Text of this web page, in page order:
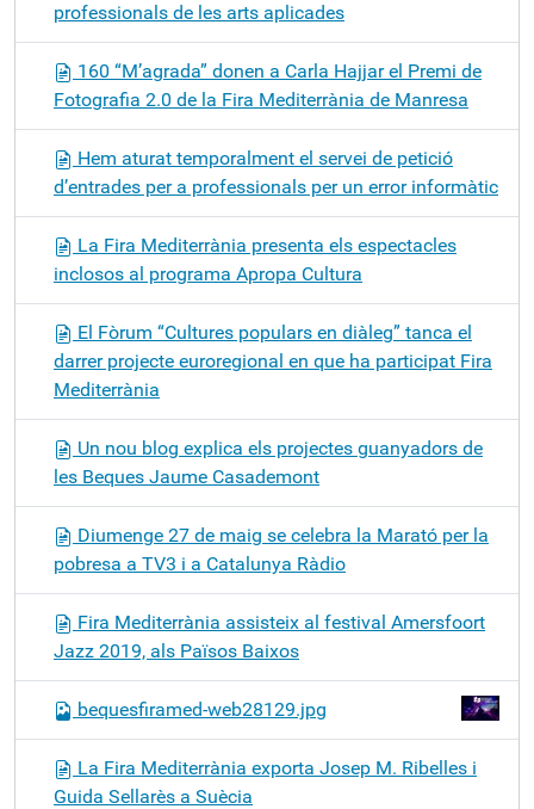
professionals de les arts aplicades
160 “M’agrada” donen a Carla Hajjar el Premi de
Fotografia 2.0 de la Fira Mediterrània de Manresa
Hem aturat temporalment el servei de petició
d’entrades per a professionals per un error informàtic
La Fira Mediterrània presenta els espectacles
inclosos al programa Apropa Cultura
El Fòrum “Cultures populars en diàleg” tanca el
darrer projecte euroregional en que ha participat Fira
Mediterrània
Un nou blog explica els projectes guanyadors de
les Beques Jaume Casademont
Diumenge 27 de maig se celebra la Marató per la
pobresa a TV3 i a Catalunya Ràdio
Fira Mediterrània assisteix al festival Amersfoort
Jazz 2019, als Països Baixos
bequesfiramed-web28129.jpg
La Fira Mediterrània exporta Josep M. Ribelles i
Guida Sellarès a Suècia